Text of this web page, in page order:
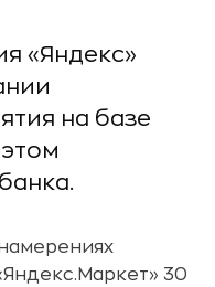
«Яндекс»
на базе
30